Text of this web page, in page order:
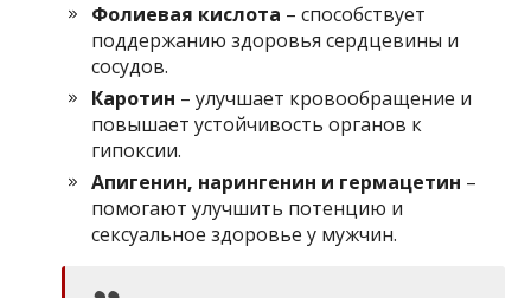
Фолиевая кислота – способствует
поддержанию здоровья сердцевины и
сосудов.
Каротин – улучшает кровообращение и
повышает устойчивость органов к
гипоксии.
Апигенин, нарингенин и гермацетин –
помогают улучшить потенцию и
сексуальное здоровье у мужчин.